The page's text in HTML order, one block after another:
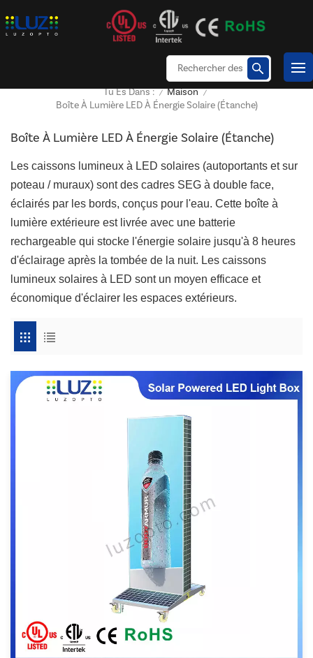
Tu Es Dans : / Maison /
Boîte À Lumière LED À Énergie Solaire (étanche)
Boîte À Lumière LED À Énergie Solaire (étanche)
Les caissons lumineux à LED solaires (autoportants et sur
poteau / muraux) sont des cadres SEG à double face,
éclairés par les bords, conçus pour l'eau. Cette boîte à
lumière extérieure est livrée avec une batterie
rechargeable qui stocke l'énergie solaire jusqu'à 8 heures
d'éclairage après la tombée de la nuit. Les caissons
lumineux solaires à LED sont un moyen efficace et
économique d'éclairer les espaces extérieurs.